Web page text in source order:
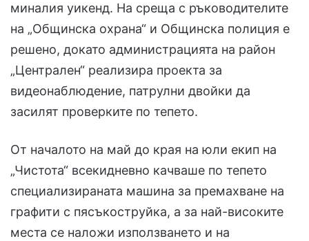
миналия уикенд. На среща с ръководителите
на „Общинска охрана“ и Общинска полиция е
решено, докато администрацията на район
„Централен“ реализира проекта за
видеонаблюдение, патрулни двойки да
засилят проверките по тепето.
От началото на май до края на юли екип на
„Чистота“ всекидневно качваше по тепето
специализираната машина за премахване на
графити с пясъкоструйка, а за най-високите
места се наложи използването и на